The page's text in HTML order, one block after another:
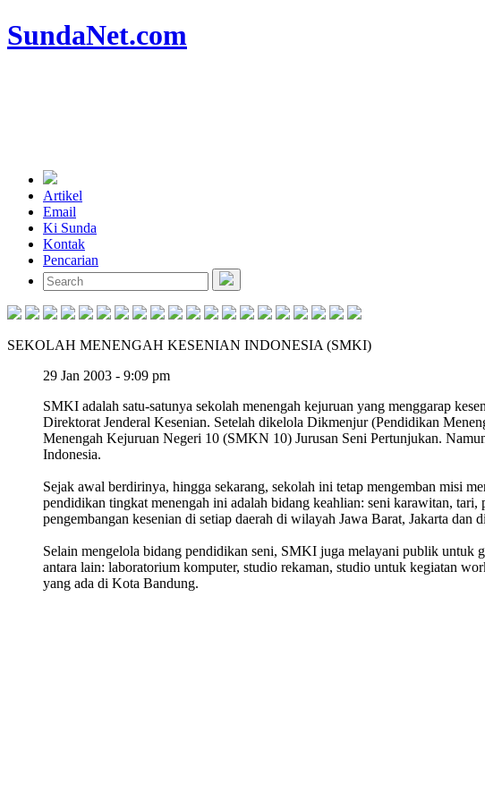
SundaNet.com
Artikel
Email
Ki Sunda
Kontak
Pencarian
SEKOLAH MENENGAH KESENIAN INDONESIA (SMKI)
29 Jan 2003 - 9:09 pm
SMKI adalah satu-satunya sekolah menengah kejuruan yang menggarap
Direktorat Jenderal Kesenian. Setelah dikelola Dikmenjur (Pendidikan
Menengah Kejuruan Negeri 10 (SMKN 10) Jurusan Seni Pertunjukan.
Indonesia.
Sejak awal berdirinya, hingga sekarang, sekolah ini tetap mengemban misi
pendidikan tingkat menengah ini adalah bidang keahlian: seni karawitan,
pengembangan kesenian di setiap daerah di wilayah Jawa Barat, Jakarta dan
Selain mengelola bidang pendidikan seni, SMKI juga melayani publik untuk
antara lain: laboratorium komputer, studio rekaman, studio untuk kegiatan
yang ada di Kota Bandung.